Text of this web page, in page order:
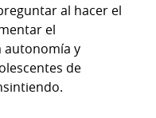
al hacer el
el
autonomía y
de